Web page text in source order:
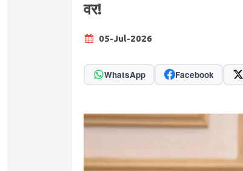
वर!
05-Jul-2026
WhatsApp Facebook